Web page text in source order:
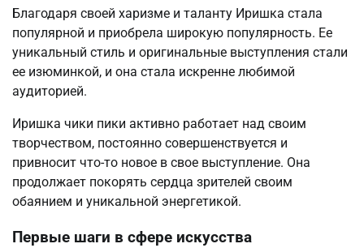
Благодаря своей харизме и таланту Иришка стала
популярной и приобрела широкую популярность. Ее
уникальный стиль и оригинальные выступления стали
ее изюминкой, и она стала искренне любимой
аудиторией.
Иришка чики пики активно работает над своим
творчеством, постоянно совершенствуется и
привносит что-то новое в свое выступление. Она
продолжает покорять сердца зрителей своим
обаянием и уникальной энергетикой.
Первые шаги в сфере искусства